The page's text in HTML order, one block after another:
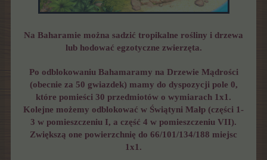
Na Baharamie można sadzić tropikalne rośliny i drzewa
lub hodować egzotyczne zwierzęta.
Po odblokowaniu Bahamaramy na Drzewie Mądrości
(obecnie za 50 gwiazdek) mamy do dyspozycji pole 0,
które pomieści 30 przedmiotów o wymiarach 1x1.
Kolejne możemy odblokować w Świątyni Małp (części 1-
3 w pomieszczeniu I, a część 4 w pomieszczeniu VII).
Zwiększą one powierzchnię do 66/101/134/188 miejsc
1x1.